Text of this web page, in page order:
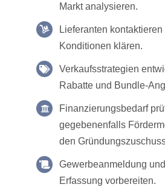
Markt analysieren.
Lieferanten kontaktieren
Konditionen klären.
Verkaufsstrategien
Rabatte und Bundle-
Finanzierungsbedarf
gegebenenfalls
den
Gewerbeanmeldung
Erfassung vorbereiten.